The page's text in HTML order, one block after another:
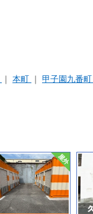
本町 甲子園九番町